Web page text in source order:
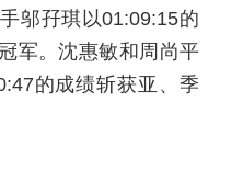
邬孖琪以01:09:15的
军。沈惠敏和周尚平
的成绩斩获亚、季